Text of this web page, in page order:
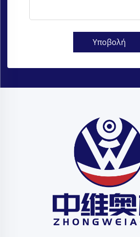
Υποβολή